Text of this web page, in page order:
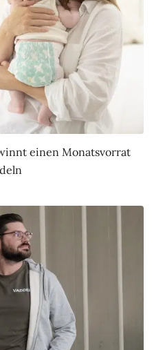
einen Monatsvorrat